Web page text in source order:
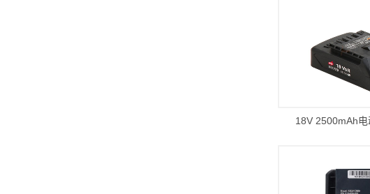
18V 2500mAh